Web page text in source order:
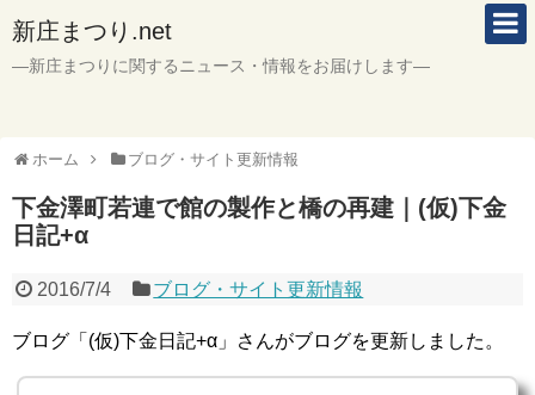
新庄まつり.net
―新庄まつりに関するニュース・情報をお届けします―
ホーム ブログ・サイト更新情報
下金澤町若連で館の製作と橋の再建｜(仮)下金
日記+α
2016/7/4 ブログ・サイト更新情報
ブログ「(仮)下金日記+α」さんがブログを更新しました。